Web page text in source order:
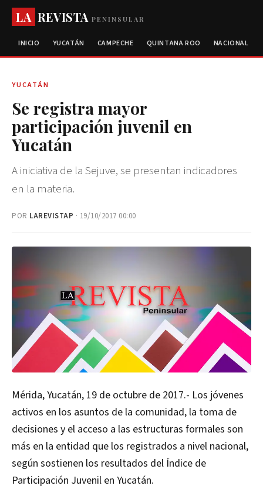
LA REVISTAPENINSULAR
INICIO YUCATÁN CAMPECHE QUINTANA ROO NACIONAL
YUCATÁN
Se registra mayor
participación juvenil en
Yucatán
A iniciativa de la Sejuve, se presentan indicadores
en la materia.
POR LAREVISTAP · 19/10/2017 00:00
Mérida, Yucatán, 19 de octubre de 2017.- Los jóvenes
activos en los asuntos de la comunidad, la toma de
decisiones y el acceso a las estructuras formales son
más en la entidad que los registrados a nivel nacional,
según sostienen los resultados del Índice de
Participación Juvenil en Yucatán.